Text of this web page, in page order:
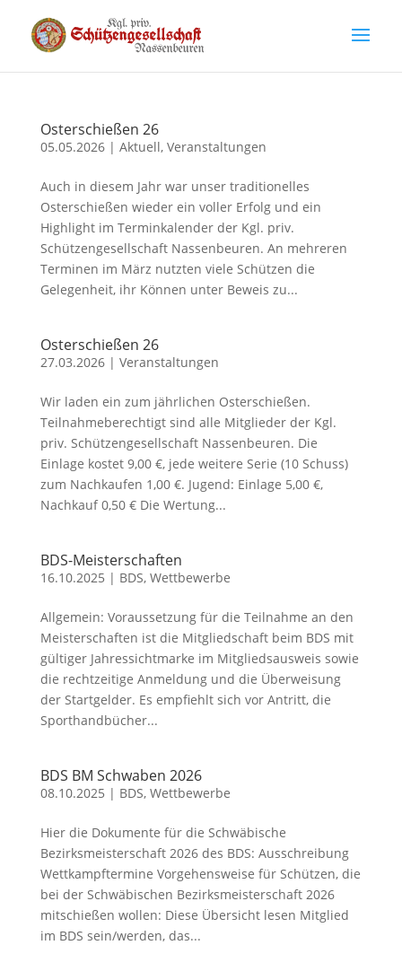
Osterschießen 26
05.05.2026| Aktuell, Veranstaltungen
Auch in diesem Jahr war unser traditionelles
Osterschießen wieder ein voller Erfolg und ein
Highlight im Terminkalender der Kgl. priv.
Schützengesellschaft Nassenbeuren. An mehreren
Terminen im März nutzten viele Schützen die
Gelegenheit, ihr Können unter Beweis zu...
Osterschießen 26
27.03.2026| Veranstaltungen
Wir laden ein zum jährlichen Osterschießen.
Teilnahmeberechtigt sind alle Mitglieder der Kgl.
priv. Schützengesellschaft Nassenbeuren. Die
Einlage kostet 9,00 €, jede weitere Serie (10 Schuss)
zum Nachkaufen 1,00 €. Jugend: Einlage 5,00 €,
Nachkauf 0,50 € Die Wertung...
BDS-Meisterschaften
16.10.2025 | BDS, Wettbewerbe
Allgemein: Voraussetzung für die Teilnahme an den
Meisterschaften ist die Mitgliedschaft beim BDS mit
gültiger Jahressichtmarke im Mitgliedsausweis sowie
die rechtzeitige Anmeldung und die Überweisung
der Startgelder. Es empfiehlt sich vor Antritt, die
Sporthandbücher...
BDS BM Schwaben 2026
08.10.2025 | BDS, Wettbewerbe
Hier die Dokumente für die Schwäbische
Bezirksmeisterschaft 2026 des BDS: Ausschreibung
Wettkampftermine Vorgehensweise für Schützen, die
bei der Schwäbischen Bezirksmeisterschaft 2026
mitschießen wollen: Diese Übersicht lesen Mitglied
im BDS sein/werden, das...